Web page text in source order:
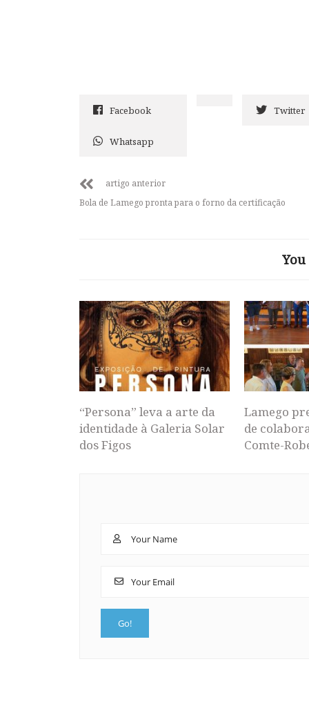
Facebook Twitter
Whatsapp
artigo anterior
Bola de Lamego pronta para o forno da certificação
“Persona” leva a arte da
identidade à Galeria Solar
dos Figos
Lamego
de
Comte-